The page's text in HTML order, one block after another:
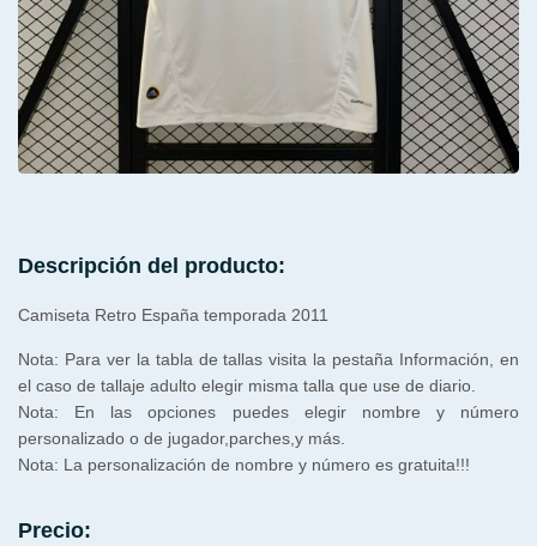
Descripción del producto:
Camiseta Retro España temporada 2011
Nota: Para ver la tabla de tallas visita la pestaña Información, en
el caso de tallaje adulto elegir misma talla que use de diario.
Nota: En las opciones puedes elegir nombre y número
personalizado o de jugador,parches,y más.
Nota: La personalización de nombre y número es gratuita!!!
Precio: